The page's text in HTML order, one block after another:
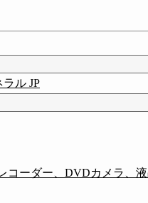
ル JP
コーダー、DVDカメラ、